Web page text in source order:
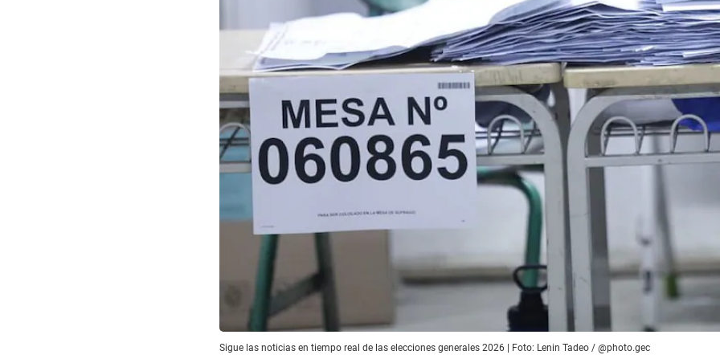
Sigue las noticias en tiempo real de las elecciones generales 2026 | Foto: Lenin Tadeo / @photo.gec